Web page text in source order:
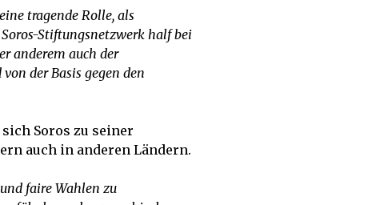
tragende Rolle, als
Stiftungsnetzwerk half bei
anderem auch der
der Basis gegen den
Soros zu seiner
auch in anderen Ländern.
faire Wahlen zu